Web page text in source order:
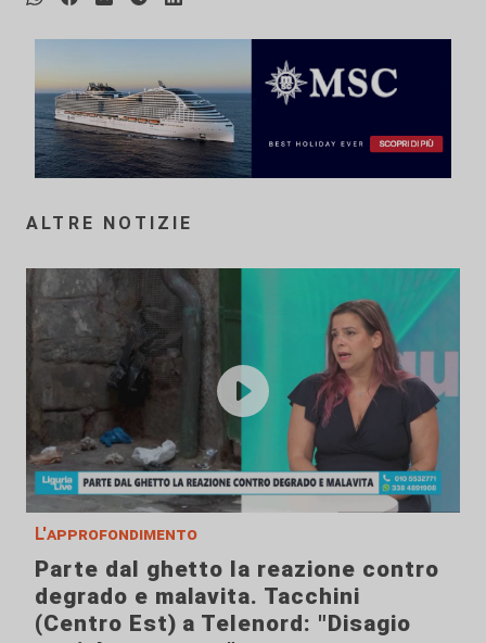
ALTRE NOTIZIE
L'approfondimento
Parte dal ghetto la reazione contro
degrado e malavita. Tacchini
(Centro Est) a Telenord: "Disagio